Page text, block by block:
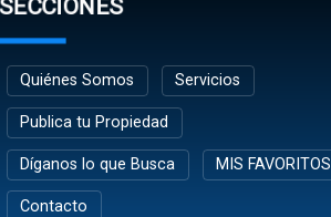
SECCIONES
Quiénes Somos Servicios
Publica tu Propiedad
Díganos lo que Busca MIS FAVORITOS
Contacto